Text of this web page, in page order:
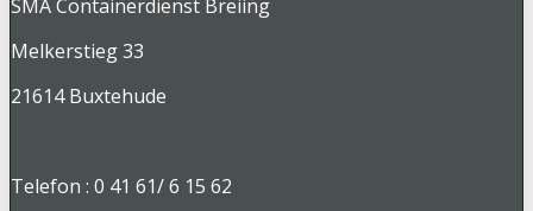
SMA Containerdienst Breiing
Melkerstieg 33
21614 Buxtehude
Telefon : 0 41 61/ 6 15 62